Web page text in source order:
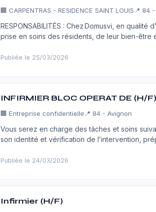
🏢 CARPENTRAS - RESIDENCE SAINT LOUIS 📍 84
RESPONSABILITÉS : Chez Domusvi, en
prise en soins des résidents, de leur bien-
Publiée le 25/03/2026
INFIRMIER BLOC OPERAT DE (H/F)
🏢 Entreprise confidentielle 📍 84 - Avignon
Vous serez en charge des tâches et soins
son identité et vérification de l’intervention,
Publiée le 24/03/2026
Infirmier (H/F)